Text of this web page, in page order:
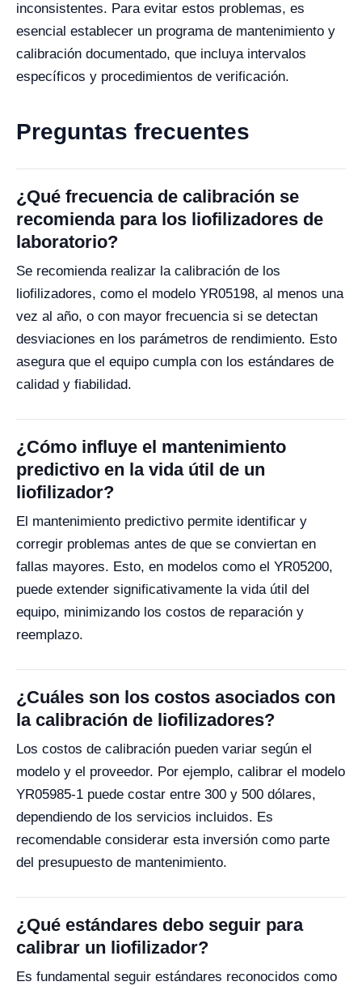
inconsistentes. Para evitar estos problemas, es
esencial establecer un programa de mantenimiento y
calibración documentado, que incluya intervalos
específicos y procedimientos de verificación.
Preguntas frecuentes
¿Qué frecuencia de calibración se
recomienda para los liofilizadores de
laboratorio?
Se recomienda realizar la calibración de los
liofilizadores, como el modelo YR05198, al menos una
vez al año, o con mayor frecuencia si se detectan
desviaciones en los parámetros de rendimiento. Esto
asegura que el equipo cumpla con los estándares de
calidad y fiabilidad.
¿Cómo influye el mantenimiento
predictivo en la vida útil de un
liofilizador?
El mantenimiento predictivo permite identificar y
corregir problemas antes de que se conviertan en
fallas mayores. Esto, en modelos como el YR05200,
puede extender significativamente la vida útil del
equipo, minimizando los costos de reparación y
reemplazo.
¿Cuáles son los costos asociados con
la calibración de liofilizadores?
Los costos de calibración pueden variar según el
modelo y el proveedor. Por ejemplo, calibrar el modelo
YR05985-1 puede costar entre 300 y 500 dólares,
dependiendo de los servicios incluidos. Es
recomendable considerar esta inversión como parte
del presupuesto de mantenimiento.
¿Qué estándares debo seguir para
calibrar un liofilizador?
Es fundamental seguir estándares reconocidos como